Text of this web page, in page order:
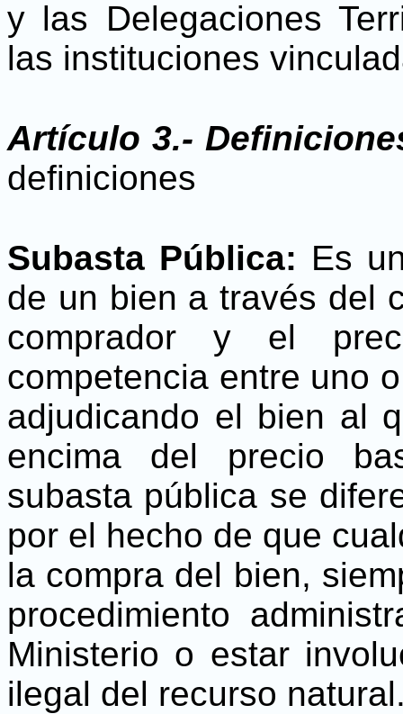
y las Delegaciones
las instituciones
Artículo 3.-
definiciones
Subasta Pública: Es
de un bien a través del
comprador y el
competencia entre uno
adjudicando el bien al
encima del precio
subasta pública se
por el hecho de que
la compra del bien,
procedimiento
Ministerio o estar
ilegal del recurso